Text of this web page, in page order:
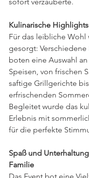
Kulinarische
Für das leibliche Wohl
gesorgt:
boten eine Auswahl
Speisen, von frischen
saftige Grillgerichte
erfrischenden
Begleitet wurde das
Erlebnis mit
für die perfekte
Spaß und
Familie